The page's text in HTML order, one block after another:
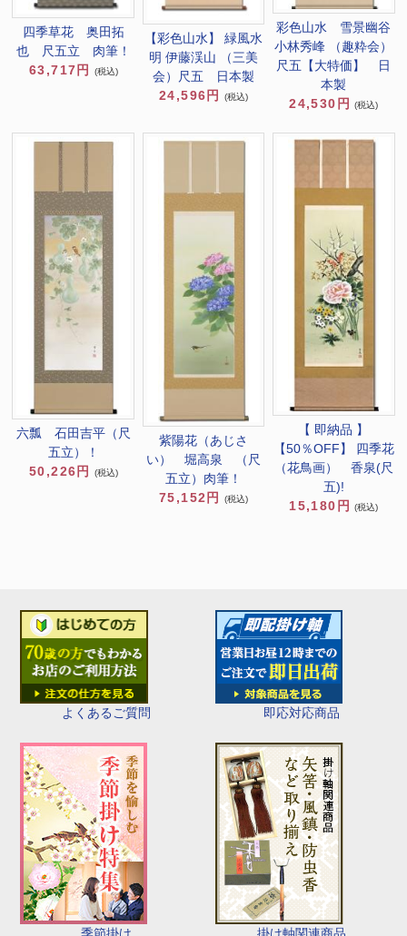
よくあるご質問 即応対応商品
四季草花 奥田拓
也 尺五立 肉筆！
63,717円
(税込)
【彩色山水】 緑風水
明 伊藤渓山 （三美
会）尺五 日本製
24,596円
(税込)
彩色山水 雪景幽谷
小林秀峰 （趣粋会）
尺五【大特価】 日
本製
24,530円 (税込)
六瓢 石田吉平（尺
五立）！
50,226円
(税込)
紫陽花（あじさ
い） 堀高泉 （尺
五立）肉筆！
75,152円
(税込)
【 即納品 】
【50％OFF】 四季花
（花鳥画） 香泉(尺
五)!
15,180円
(税込)